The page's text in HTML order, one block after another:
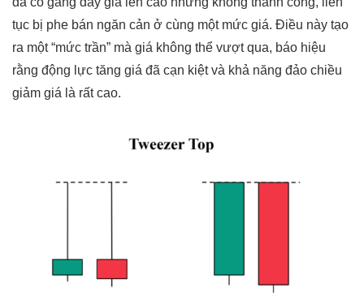
tục bị phe bán ngăn cản ở cùng một mức giá. Điều này tạo
ra một “mức trần” mà giá không thể vượt qua, báo hiệu
rằng động lực tăng giá đã cạn kiệt và khả năng đảo chiều
giảm giá là rất cao.